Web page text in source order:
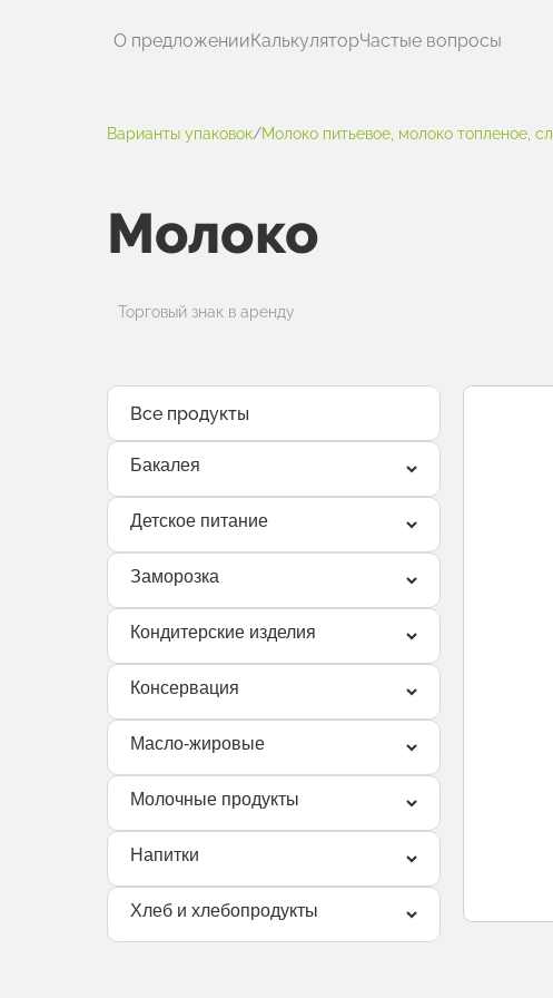
О предложенииКалькуляторЧастые вопросы
Варианты упаковок/Молоко питьевое, молоко топленое,
Молоко
Торговый знак в аренду
Все продукты
Бакалея
Детское питание
Заморозка
Кондитерские изделия
Консервация
Масло-жировые
Молочные продукты
Напитки
Хлеб и хлебопродукты